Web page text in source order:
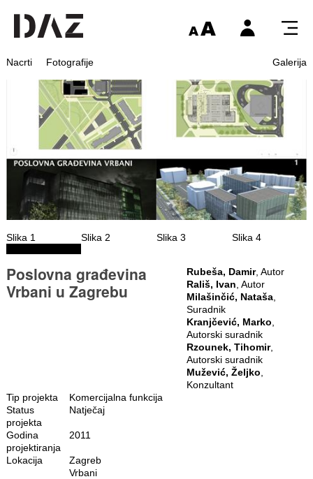
Nacrti Fotografije Galerija
Slika 1 Slika 2 Slika 3 Slika 4
Poslovna građevina
Vrbani u Zagrebu
Rubeša, Damir, Autor
Rališ, Ivan , Autor
Milašinčić, Nataša
Suradnik
Kranjčević, Marko
Autorski suradnik
Rzounek, Tihomir,
Autorski suradnik
Mužević, Željko
Konzultant
Tip projekta
Komercijalna funkcija
Status
projekta
Natječaj
Godina
projektiranja
2011
Lokacija
Zagreb
Vrbani